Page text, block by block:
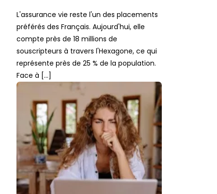
L'assurance vie reste l'un des placements
préférés des Français. Aujourd'hui, elle
compte près de 18 millions de
souscripteurs à travers l'Hexagone, ce qui
représente près de 25 % de la population.
Face à […]